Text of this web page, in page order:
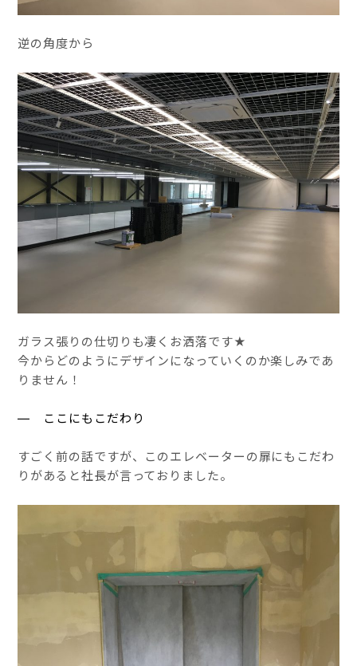
逆の角度から
ガラス張りの仕切りも凄くお洒落です★
今からどのようにデザインになっていくのか楽しみであ
りません！
― ここにもこだわり
すごく前の話ですが、このエレベーターの扉にもこだわ
りがあると社長が言っておりました。